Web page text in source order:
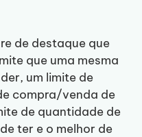
de destaque que
que uma mesma
um limite de
compra/venda de
de quantidade de
ter e o melhor de